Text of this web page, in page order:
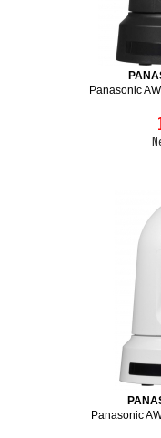
Panasonic
Panasonic